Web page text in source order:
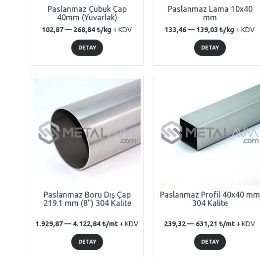
Paslanmaz Çubuk Çap
40mm (Yuvarlak)
102,87 — 268,84 /kg + KDV
DETAY
Paslanmaz Lama 10x40
mm
133,46 — 139,03 /kg + KDV
DETAY
Paslanmaz Boru Dış Çap
219.1 mm (8") 304 Kalite
1.929,87 — 4.122,84 /mt + KDV
DETAY
Paslanmaz Profil 40x40 mm
304 Kalite
239,32 — 631,21 /mt + KDV
DETAY